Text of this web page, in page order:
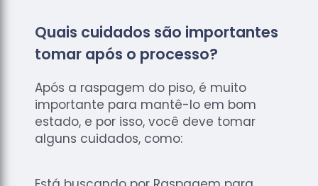
de Pisos
Tacos de
Quais cuidados são importantes
tomar após o processo?
Após a raspagem do piso, é muito
importante para mantê-lo em bom
estado, e por isso, você deve tomar
alguns cuidados, como: